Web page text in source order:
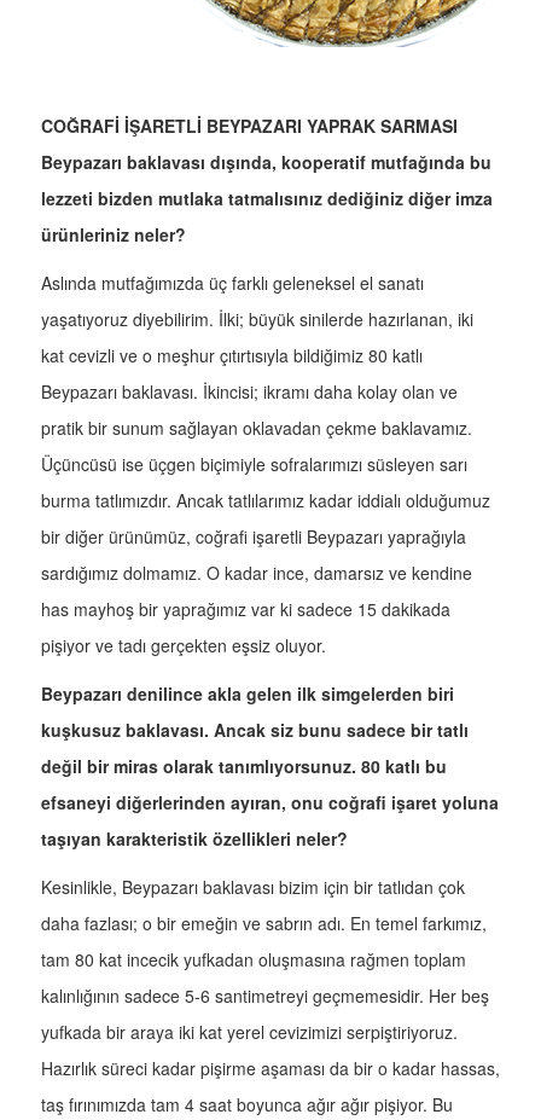
COĞRAFİ İŞARETLİ BEYPAZARI YAPRAK SARMASI
Beypazarı baklavası dışında, kooperatif mutfağında bu
lezzeti bizden mutlaka tatmalısınız dediğiniz diğer imza
ürünleriniz neler?
Aslında mutfağımızda üç farklı geleneksel el sanatı
yaşatıyoruz diyebilirim. İlki; büyük sinilerde hazırlanan, iki
kat cevizli ve o meşhur çıtırtısıyla bildiğimiz 80 katlı
Beypazarı baklavası. İkincisi; ikramı daha kolay olan ve
pratik bir sunum sağlayan oklavadan çekme baklavamız.
Üçüncüsü ise üçgen biçimiyle sofralarımızı süsleyen sarı
burma tatlımızdır. Ancak tatlılarımız kadar iddialı olduğumuz
bir diğer ürünümüz, coğrafi işaretli Beypazarı yaprağıyla
sardığımız dolmamız. O kadar ince, damarsız ve kendine
has mayhoş bir yaprağımız var ki sadece 15 dakikada
pişiyor ve tadı gerçekten eşsiz oluyor.
Beypazarı denilince akla gelen ilk simgelerden biri
kuşkusuz baklavası. Ancak siz bunu sadece bir tatlı
değil bir miras olarak tanımlıyorsunuz. 80 katlı bu
efsaneyi diğerlerinden ayıran, onu coğrafi işaret yoluna
taşıyan karakteristik özellikleri neler?
Kesinlikle, Beypazarı baklavası bizim için bir tatlıdan çok
daha fazlası; o bir emeğin ve sabrın adı. En temel farkımız,
tam 80 kat incecik yufkadan oluşmasına rağmen toplam
kalınlığının sadece 5-6 santimetreyi geçmemesidir. Her beş
yufkada bir araya iki kat yerel cevizimizi serpiştiriyoruz.
Hazırlık süreci kadar pişirme aşaması da bir o kadar hassas,
taş fırınımızda tam 4 saat boyunca ağır ağır pişiyor. Bu